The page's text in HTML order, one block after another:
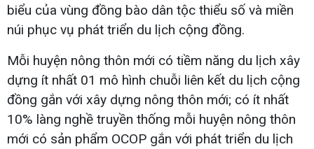
biểu của vùng đồng bào dân tộc thiểu số và miền
núi phục vụ phát triển du lịch cộng đồng.
Mỗi huyện nông thôn mới có tiềm năng du lịch xây
dựng ít nhất 01 mô hình chuỗi liên kết du lịch cộng
đồng gắn với xây dựng nông thôn mới; có ít nhất
10% làng nghề truyền thống mỗi huyện nông thôn
mới có sản phẩm OCOP gắn với phát triển du lịch